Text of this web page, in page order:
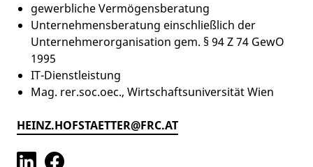
gewerbliche Vermögensberatung
Unternehmensberatung einschließlich der
Unternehmerorganisation gem. § 94 Z 74 GewO
1995
IT-Dienstleistung
Mag. rer.soc.oec., Wirtschaftsuniversität Wien
HEINZ.HOFSTAETTER@FRC.AT